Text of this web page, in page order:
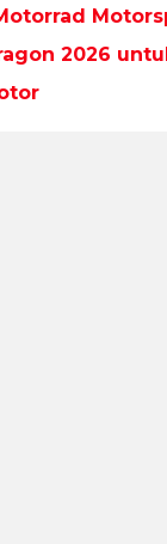
2026